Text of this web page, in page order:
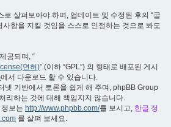
살펴보아야 하며, 업데이트 및 수정된 후의 “글
사항을 지킬 것임을 스스로 인정하는 것으로 봐도
공되며, “
면허)” (이하 “GPL”) 의 형태로 배포된 게시
에서 다운로드 할 수 있습니다.
넷 기반에서 토론을 쉽게 해 주며, phpBB Group
리하는 것에 대해 책임지지 않습니다.
보는 http://www.phpbb.com/를 보시고, 한글 정
를 살펴 보세요.